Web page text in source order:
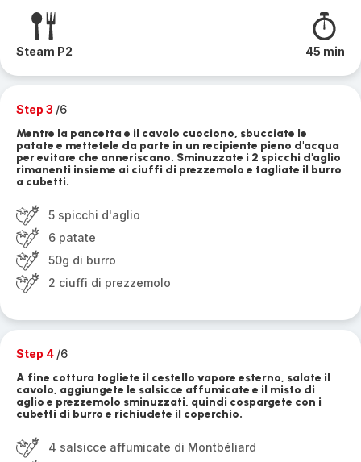
Steam P2 45 min
Step 3 /6
Mentre la pancetta e il cavolo cuociono, sbucciate le
patate e mettetele da parte in un recipiente pieno d'acqua
per evitare che anneriscano. Sminuzzate i 2 spicchi d'aglio
rimanenti insieme ai ciuffi di prezzemolo e tagliate il burro
a cubetti.
5 spicchi d'aglio
6 patate
50g di burro
2 ciuffi di prezzemolo
Step 4 /6
A fine cottura togliete il cestello vapore esterno, salate il
cavolo, aggiungete le salsicce affumicate e il misto di
aglio e prezzemolo sminuzzati, quindi cospargete con i
cubetti di burro e richiudete il coperchio.
4 salsicce affumicate di Montbéliard